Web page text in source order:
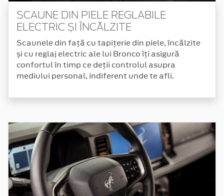
SCAUNE DIN PIELE REGLABILE
ELECTRIC ȘI ÎNCĂLZITE
Scaunele din față cu tapițerie din piele, încălzite
și cu reglaj electric ale lui Bronco îți asigură
confortul în timp ce deții controlul asupra
mediului personal, indiferent unde te afli.